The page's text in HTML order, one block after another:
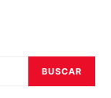
BUSCAR